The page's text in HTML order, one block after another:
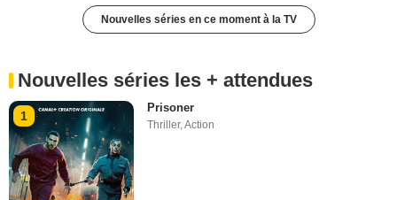
Nouvelles séries en ce moment à la TV
Nouvelles séries les + attendues
1
Prisoner
Thriller,Action